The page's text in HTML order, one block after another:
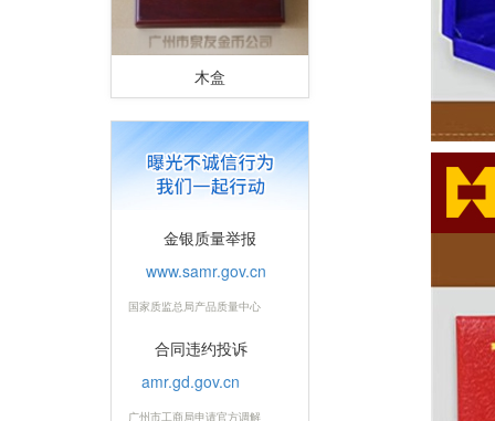
木盒
金银质量举报
www.samr.gov.cn
国家质监总局产品质量中心
合同违约投诉
amr.gd.gov.cn
广州市工商局申请官方调解